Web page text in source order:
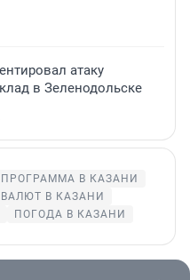
атаку
в Зеленодольске
В КАЗАНИ
В КАЗАНИ
ПОГОДА В КАЗАНИ